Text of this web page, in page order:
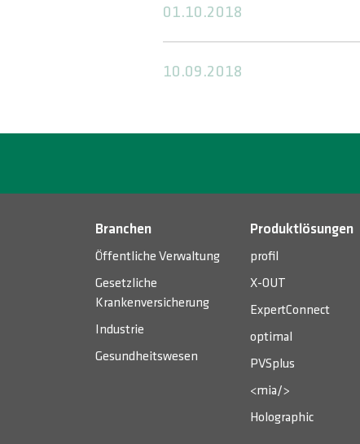
01.10.2018
10.09.2018
Branchen
Öffentliche Verwaltung
Gesetzliche
Krankenversicherung
Industrie
Gesundheitswesen
Produktlösungen
profil
X-OUT
ExpertConnect
optimal
PVSplus
<mia/>
Holographic